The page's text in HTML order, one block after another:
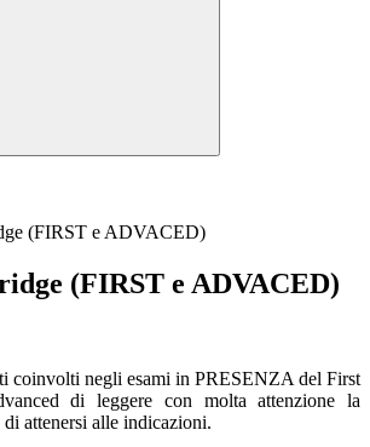
(FIRST e ADVACED)
(FIRST e ADVACED)
coinvolti negli esami in PRESENZA del First
di leggere con molta attenzione la
attenersi alle indicazioni.